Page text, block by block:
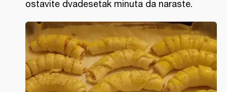
ostavite dvadesetak minuta da naraste.